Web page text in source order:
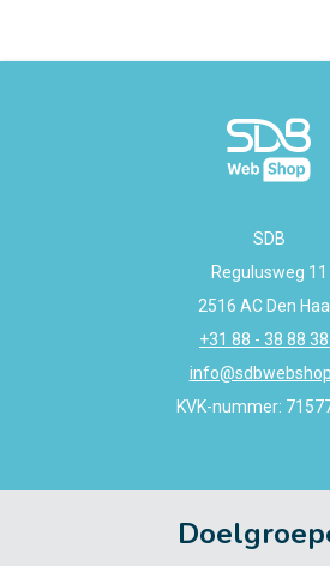
SDB
Regulusweg 11
2516 AC Den
+31 88 - 38 88
KVK-nummer: